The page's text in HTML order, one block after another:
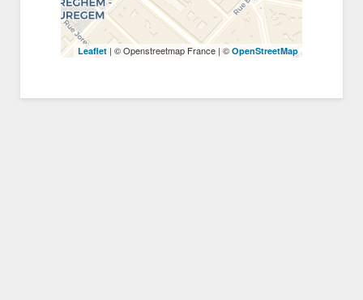
Leaflet | © Openstreetmap France | © OpenStreetMap